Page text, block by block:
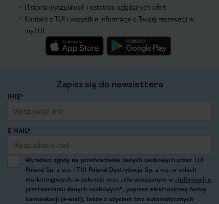
Historia wyszukiwań i ostatnio oglądanych ofert
Kontakt z TUI i wszystkie informacje o Twojej rezerwacji w
myTUI
Zapisz się do newslettera
IMIĘ*
E-MAIL*
Wyrażam zgodę na przetwarzanie danych osobowych przez TUI
Poland Sp. z o.o. i TUI Poland Dystrybucja Sp. z o.o. w celach
marketingowych, w zakresie oraz celu wskazanym w „Informacji o
przetwarzaniu danych osobowych”, poprzez elektroniczną formę
komunikacji (e-mail), także z użyciem tzw. automatycznych